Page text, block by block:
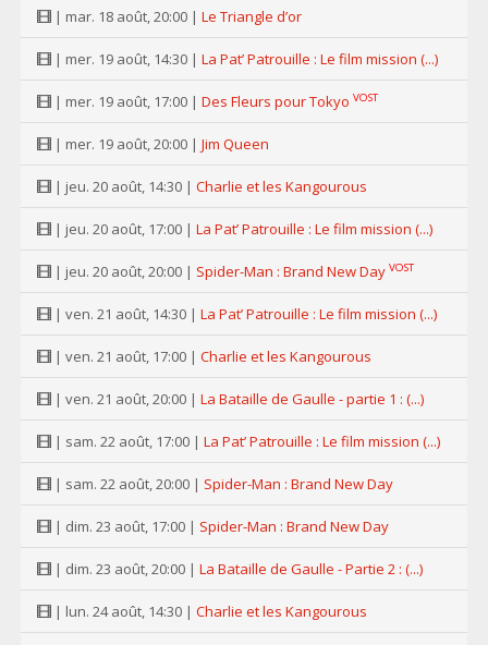
| mar. 18 août, 20:00 | Le Triangle d’or
| mer. 19 août, 14:30 | La Pat’ Patrouille : Le film mission (...)
| mer. 19 août, 17:00 | Des Fleurs pour Tokyo VOST
| mer. 19 août, 20:00 | Jim Queen
| jeu. 20 août, 14:30 | Charlie et les Kangourous
| jeu. 20 août, 17:00 | La Pat’ Patrouille : Le film mission (...)
| jeu. 20 août, 20:00 | Spider-Man : Brand New Day VOST
| ven. 21 août, 14:30 | La Pat’ Patrouille : Le film mission (...)
| ven. 21 août, 17:00 | Charlie et les Kangourous
| ven. 21 août, 20:00 | La Bataille de Gaulle - partie 1 : (...)
| sam. 22 août, 17:00 | La Pat’ Patrouille : Le film mission (...)
| sam. 22 août, 20:00 | Spider-Man : Brand New Day
| dim. 23 août, 17:00 | Spider-Man : Brand New Day
| dim. 23 août, 20:00 | La Bataille de Gaulle - Partie 2 : (...)
| lun. 24 août, 14:30 | Charlie et les Kangourous